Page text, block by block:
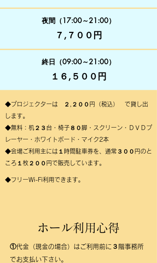
夜間（17:00～21:00）
７,７００円
終日（09:00～21:00）
１６,５００円
​◆プロジェクターは ２,２００円（税込） で貸し出
します。
​◆無料：机２３台・椅子８０脚・スクリーン・ＤＶＤプ
レーヤー・ホワイトボード・マイク2本
​◆会場ご利用主には１時間駐車券を、通常３００円のと
ころ１枚２００円で販売しています。
​◆フリーWi-Fi利用できます。
ホール利用心得
①代金（現金の場合）はご利用前に３階事務所
でお支払い下さい。